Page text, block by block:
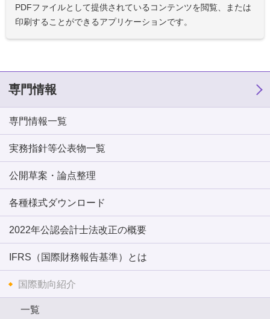
PDFファイルとして提供されているコンテンツを閲覧、または
印刷することができるアプリケーションです。
専門情報
専門情報一覧
実務指針等公表物一覧
公開草案・論点整理
各種様式ダウンロード
2022年公認会計士法改正の概要
IFRS（国際財務報告基準）とは
国際動向紹介
一覧